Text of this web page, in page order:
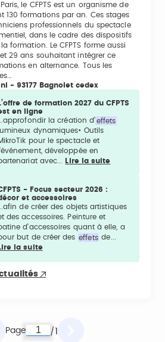
le CFPTS est un organisme de
130 formations par an. Ces stages
professionnels du spectacle
dans le cadre des dispositifs
formation. Le CFPTS forme aussi
29 ans souhaitant intégrer ce
en alternance. Tous les
- 93177 Bagnolet cedex
L’offre de formation 2027 du CFPTS
en ligne
la création d’effets
dynamiques• Outils
pour le spectacle et
l’événement, développée en
avec...
Lire la suite
- Focus secteur 2026 :
et accessoires
de créer des objets artistiques
des accessoires. Peinture et
d’accessoires quant à elle, a
but de créer des effets de...
Lire la suite
Page /1